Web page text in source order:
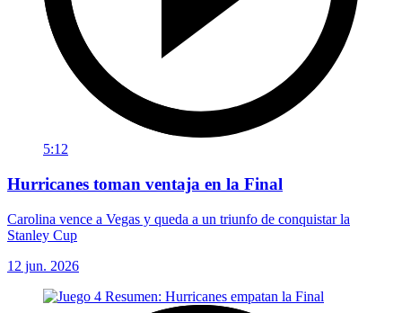
5:12
Hurricanes toman ventaja en la Final
Carolina vence a Vegas y queda a un triunfo de conquistar la
Stanley Cup
12 jun. 2026